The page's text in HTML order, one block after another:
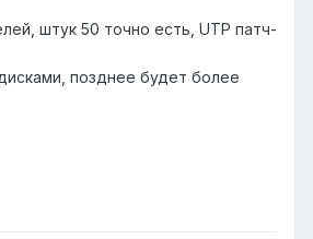
штук 50 точно есть, UTP патч-
позднее будет более